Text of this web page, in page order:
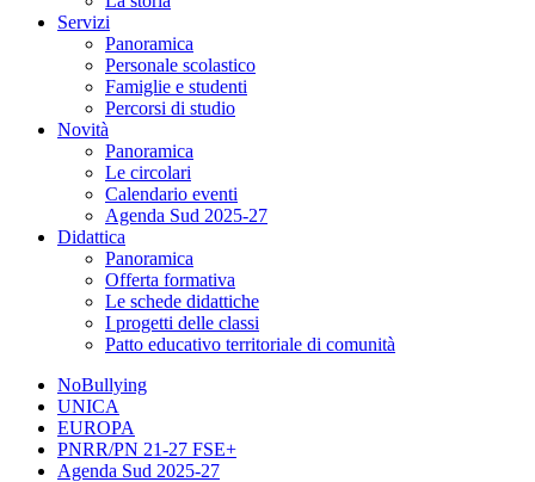
Servizi
Panoramica
Personale scolastico
Famiglie e studenti
Percorsi di studio
Novità
Panoramica
Le circolari
Calendario eventi
Agenda Sud 2025-27
Didattica
Panoramica
Offerta formativa
Le schede didattiche
I progetti delle classi
Patto educativo territoriale di comunità
NoBullying
UNICA
EUROPA
PNRR/PN 21-27 FSE+
Agenda Sud 2025-27